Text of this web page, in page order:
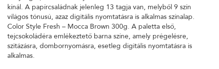
kínál. A papírcsaládnak jelenleg 13 tagja van, melyből 9 szín
világos tónusú, azaz digitális nyomtatásra is alkalmas színalap.
Color Style Fresh – Mocca Brown 300g. A paletta első,
tejcsokoládéra emlékeztető barna színe, amely prégelésre,
szitázásra, dombornyomásra, esetleg digitális nyomtatásra is
alkalmas.